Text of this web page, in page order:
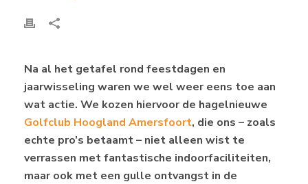
Na al het getafel rond feestdagen en
jaarwisseling waren we wel weer eens toe aan
wat actie. We kozen hiervoor de hagelnieuwe
Golfclub Hoogland Amersfoort, die ons – zoals
echte pro’s betaamt – niet alleen wist te
verrassen met fantastische indoorfaciliteiten,
maar ook met een gulle ontvangst in de